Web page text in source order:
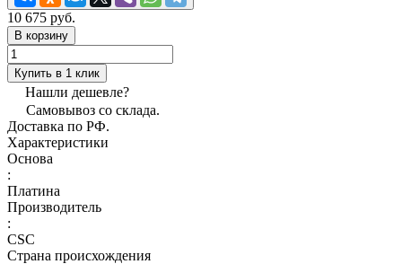
10 675 руб.
В корзину
Купить в 1 клик
Нашли дешевле?
Самовывоз со склада.
Доставка по РФ.
Характеристики
Основа
:
Платина
Производитель
:
CSC
Страна происхождения